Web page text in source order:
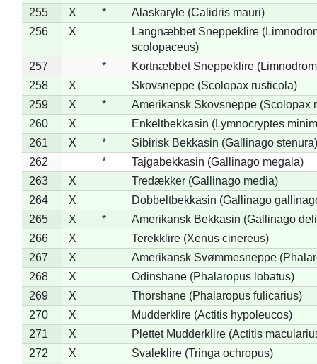
255
X *
Alaskaryle (Calidris mauri)
256
X
Langnæbbet Sneppeklire
scolopaceus)
257
*
Kortnæbbet Sneppeklire
258
X
Skovsneppe (Scolopax rusticola)
259
X *
Amerikansk Skovsneppe (Scolopax
260
X
Enkeltbekkasin (Lymnocryptes
261
X *
Sibirisk Bekkasin (Gallinago stenura)
262
*
Tajgabekkasin (Gallinago megala)
263
X
Tredækker (Gallinago media)
264
X
Dobbeltbekkasin (Gallinago
265
X *
Amerikansk Bekkasin (Gallinago
266
X
Terekklire (Xenus cinereus)
267
X
Amerikansk Svømmesneppe
268
X
Odinshane (Phalaropus lobatus)
269
X
Thorshane (Phalaropus fulicarius)
270
X
Mudderklire (Actitis hypoleucos)
271
X
Plettet Mudderklire (Actitis
272
X
Svaleklire (Tringa ochropus)